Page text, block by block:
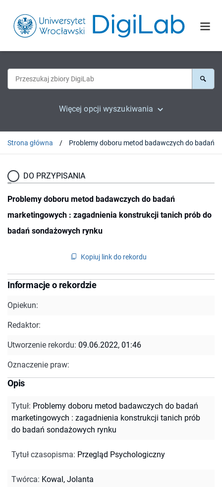
Więcej opcji wyszukiwania
Strona główna
DO PRZYPISANIA
Problemy doboru metod badawczych do badań
marketingowych : zagadnienia konstrukcji tanich prób do
badań sondażowych rynku
Kopiuj link do rekordu
Informacje o rekordzie
Opiekun:
Redaktor:
Utworzenie rekordu: 09.06.2022, 01:46
Oznaczenie praw:
Opis
Tytuł: Problemy doboru metod badawczych do badań
marketingowych : zagadnienia konstrukcji tanich prób
do badań sondażowych rynku
Tytuł czasopisma: Przegląd Psychologiczny
Twórca: Kowal, Jolanta